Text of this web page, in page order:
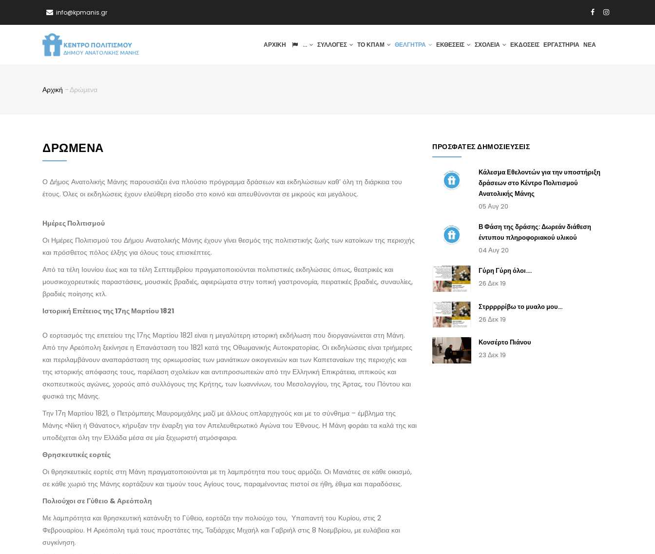
info@kpmanis.gr
ΑΡΧΙΚΉ ... ΣΥΛΛΟΓΈΣ ΤΟ ΚΠΑΜ ΘΈΛΓΗΤΡΑ ΕΚΘΈΣΕΙΣ ΣΧΟΛΕΊΑ ΕΚΔΌΣΕΙΣ ΕΡΓΑΣΤΉΡΙΑ ΝΈΑ
Breadcrumb
Αρχική -Δρώμενα
ΔΡΏΜΕΝΑ
Ο Δήμος Ανατολικής Μάνης παρουσιάζει ένα πλούσιο πρόγραμμα δράσεων και εκδηλώσεων καθ’ όλη τη διάρκεια του
έτους. Όλες οι εκδηλώσεις έχουν ελεύθερη είσοδο στο κοινό και απευθύνονται σε μικρούς και μεγάλους.
Ημέρες Πολιτισμού
Οι Ημέρες Πολιτισμού του Δήμου Ανατολικής Μάνης έχουν γίνει θεσμός της πολιτιστικής ζωής των κατοίκων της περιοχής
και πρόσθετος πόλος έλξης για όλους τους επισκέπτες.
Από τα τέλη Ιουνίου έως και τα τέλη Σεπτεμβρίου πραγματοποιούνται πολιτιστικές εκδηλώσεις όπως, θεατρικές και
μουσικοχορευτικές παραστάσεις, μουσικές βραδιές, αφιερώματα στην τοπική γαστρονομία, πειρατικές βραδιές, συναυλίες,
βραδιές ποίησης κτλ.
Ιστορική Επέτειος της 17ης Μαρτίου 1821
Ο εορτασμός της επετείου της 17ης Μαρτίου 1821 είναι η μεγαλύτερη ιστορική εκδήλωση που διοργανώνεται στη Μάνη.
Από την Αρεόπολη ξεκίνησε η Επανάσταση του 1821 κατά της Οθωμανικής Αυτοκρατορίας. Οι εκδηλώσεις είναι τριήμερες
και περιλαμβάνουν αναπαράσταση της ορκωμοσίας των μανιάτικων οικογενειών και των Καπεταναίων της περιοχής και
της ιστορικής απόφασης τους, παρέλαση σχολείων και αντιπροσωπειών από την Ελληνική Επικράτεια, ιππικούς και
σκοπευτικούς αγώνες, χορούς από συλλόγους της Κρήτης, των Ιωαννίνων, του Μεσολογγίου, της Άρτας, του Πόντου και
φυσικά της Μάνης.
Την 17η Μαρτίου 1821, ο Πετρόμπεης Μαυρομιχάλης μαζί με άλλους οπλαρχηγούς και με το σύνθημα – έμβλημα της
Μάνης «Νίκη ή Θάνατος», κήρυξαν την έναρξη για τον Απελευθερωτικό Αγώνα του Έθνους. Η Μάνη φοράει τα καλά της και
υποδέχεται όλη την Ελλάδα μέσα σε μία ξεχωριστή ατμόσφαιρα.
Θρησκευτικές εορτές
Οι θρησκευτικές εορτές στη Μάνη πραγματοποιούνται με τη λαμπρότητα που τους αρμόζει. Οι Μανιάτες σε κάθε οικισμό,
σε κάθε χωριό της Μάνης εορτάζουν και τιμούν τους Αγίους τους, παραμένοντας πιστοί σε ήθη, έθιμα και παραδόσεις.
Πολιούχοι σε Γύθειο & Αρεόπολη
Με λαμπρότητα και θρησκευτική κατάνυξη το Γύθειο, εορτάζει την πολιούχο του, Υπαπαντή του Κυρίου, στις 2
Φεβρουαρίου. Η Αρεόπολη τιμά τους προστάτες της, Ταξιάρχες Μιχαήλ και Γαβριήλ στις 8 Νοεμβρίου, με ευλάβεια και
συγκίνηση.
ΠΡΌΣΦΑΤΕΣ ΔΗΜΟΣΙΕΎΣΕΙΣ
Κάλεσμα Εθελοντών για την υποστήριξη
δράσεων στο Κέντρο Πολιτισμού
Ανατολικής Μάνης
05 Αυγ 20
Β Φάση της δράσης: Δωρεάν διάθεση
έντυπου πληροφοριακού υλικού
04 Αυγ 20
Γύρη Γύρη όλοι....
26 Δεκ 19
Στρρρρρίβω το μυαλο μου...
26 Δεκ 19
Κονσέρτο Πιάνου
23 Δεκ 19